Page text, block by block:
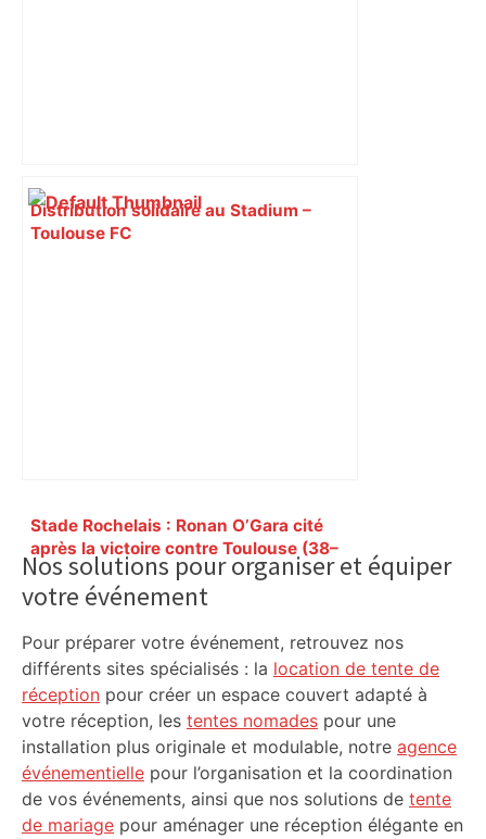
Distribution solidaire au Stadium –
Toulouse FC
Stade Rochelais : Ronan O’Gara cité
après la victoire contre Toulouse (38–
10) – Sud Ouest
Primary
Sidebar
Nos solutions pour organiser et équiper
votre événement
Pour préparer votre événement, retrouvez nos
différents sites spécialisés : la location de tente de
réception pour créer un espace couvert adapté à
votre réception, les tentes nomades pour une
installation plus originale et modulable, notre agence
événementielle pour l’organisation et la coordination
de vos événements, ainsi que nos solutions de tente
de mariage pour aménager une réception élégante en